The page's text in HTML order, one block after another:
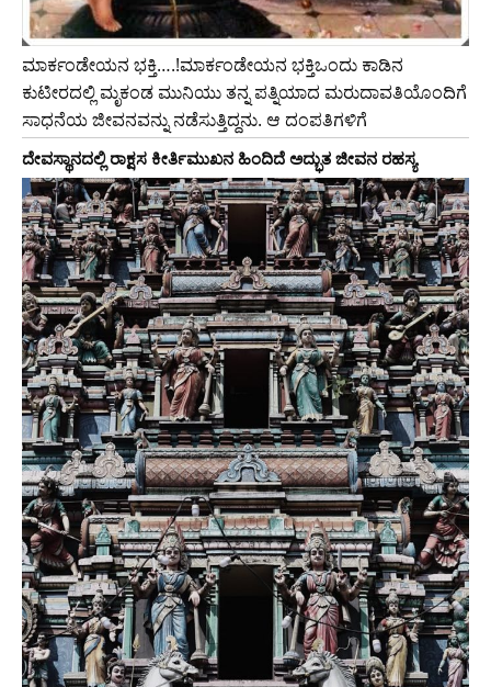
ಮಾರ್ಕಂಡೇಯನ ಭಕ್ತಿ….!ಮಾರ್ಕಂಡೇಯನ ಭಕ್ತಿಒಂದು ಕಾಡಿನ
ಕುಟೀರದಲ್ಲಿ ಮೃಕಂಡ ಮುನಿಯು ತನ್ನ ಪತ್ನಿಯಾದ ಮರುದಾವತಿಯೊಂದಿಗೆ
ಸಾಧನೆಯ ಜೀವನವನ್ನು ನಡೆಸುತ್ತಿದ್ದನು. ಆ ದಂಪತಿಗಳಿಗೆ
ದೇವಸ್ಥಾನದಲ್ಲಿ ರಾಕ್ಷಸ ಕೀರ್ತಿಮುಖನ ಹಿಂದಿದೆ ಅದ್ಭುತ ಜೀವನ ರಹಸ್ಯ